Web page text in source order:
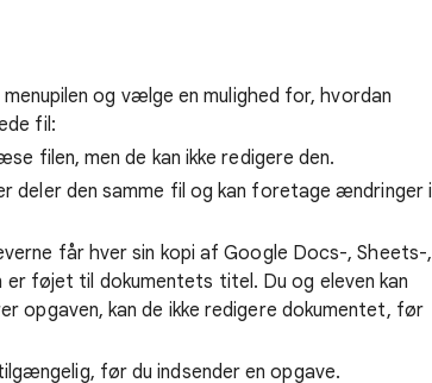
og vælge en mulighed for, hvordan
fil:
filen, men de kan ikke redigere den.
deler den samme fil og kan foretage ændringer i
får hver sin kopi af Google Docs-, Sheets-,
er føjet til dokumentets titel. Du og eleven kan
opgaven, kan de ikke redigere dokumentet, før
før du indsender en opgave.